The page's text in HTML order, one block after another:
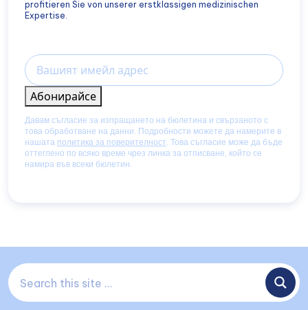
profitieren Sie von unserer erstklassigen medizinischen
Expertise.
Email
Абонирайсе
Давам съгласие за изпращането на бюлетина и свързаното с
това обработване на данни. Подробности можете да намерите в
нашата политика за поверителност. Това съгласие може да бъде
оттеглено по всяко време чрез линка за отписване, който се
намира във всеки бюлетин.